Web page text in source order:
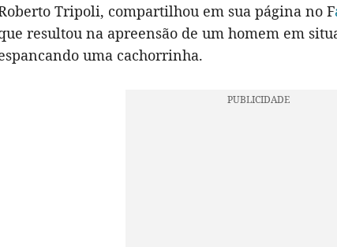
Tripoli, compartilhou em sua página no F
resultou na apreensão de um homem em
uma cachorrinha.